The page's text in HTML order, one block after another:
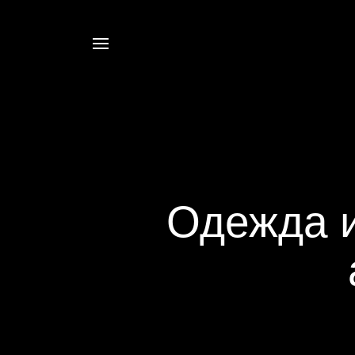
Одежда